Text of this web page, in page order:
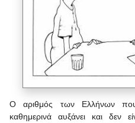
Ο αριθμός των Ελλήνων που
καθημερινά αυξάνει και δεν